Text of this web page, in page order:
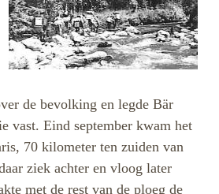
de bevolking en legde Bär
vast. Eind september kwam het
70 kilometer ten zuiden van
ziek achter en vloog later
met de rest van de ploeg de